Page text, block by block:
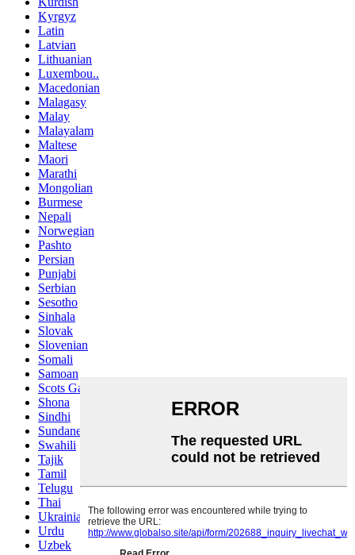
Kyrgyz
Latin
Latvian
Lithuanian
Luxembou..
Macedonian
Malagasy
Malay
Malayalam
Maltese
Maori
Marathi
Mongolian
Burmese
Nepali
Norwegian
Pashto
Persian
Punjabi
Serbian
Sesotho
Sinhala
Slovak
Slovenian
Somali
Samoan
Scots Gaelic
Shona
Sindhi
Sundanese
Swahili
Tajik
Tamil
Telugu
Thai
Ukrainian
Urdu
Uzbek